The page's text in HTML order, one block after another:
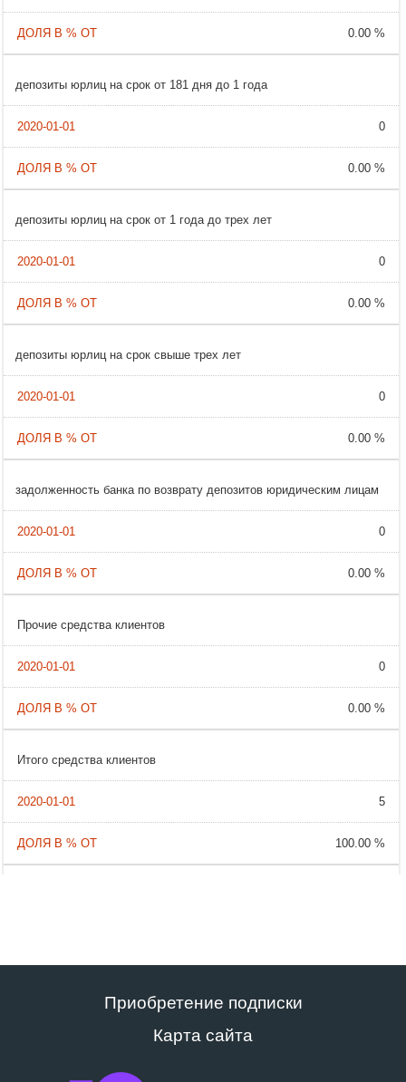
0.00 %
депозиты юрлиц на срок от 181 дня до 1 года
0
0.00 %
депозиты юрлиц на срок от 1 года до трех лет
0
0.00 %
депозиты юрлиц на срок свыше трех лет
0
0.00 %
задолженность банка по возврату депозитов юридическим лицам
0
0.00 %
Прочие средства клиентов
0
0.00 %
Итого средства клиентов
5
100.00 %
Приобретение подписки
Карта сайта